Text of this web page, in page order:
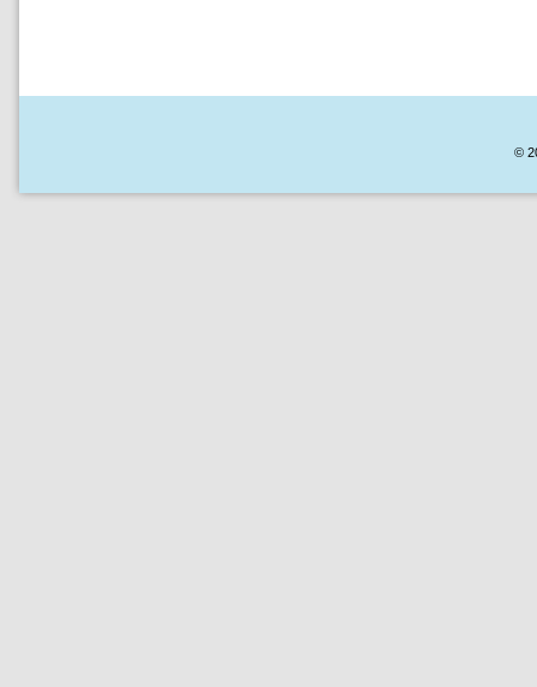
©